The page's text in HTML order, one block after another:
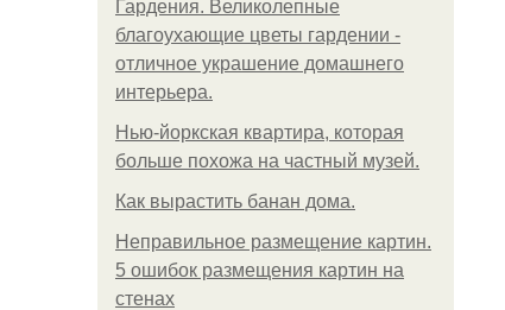
Гардения. Великолепные
благоухающие цветы гардении -
отличное украшение домашнего
интерьера.
Нью-йоркская квартира, которая
больше похожа на частный музей.
Как вырастить банан дома.
Неправильное размещение картин.
5 ошибок размещения картин на
стенах